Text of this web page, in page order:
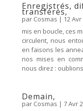
Enregistrés,
transférés,
par Cosmas | 12
mis en boucle, ces
circulent, nous
en faisons les
nos mises en
nous direz :
Demain,
par Cosmas | 7 Avr